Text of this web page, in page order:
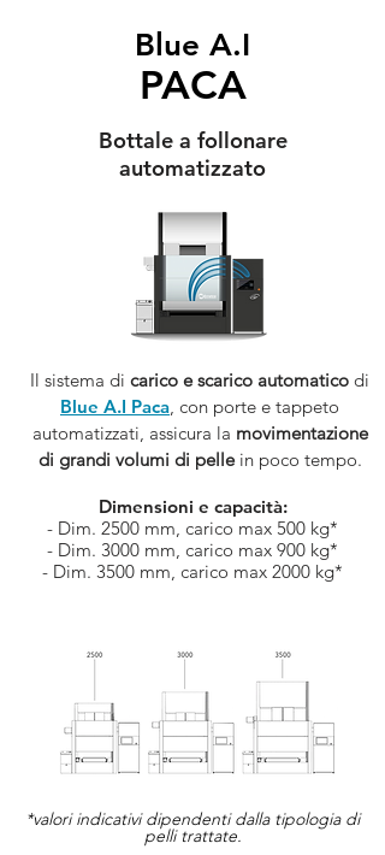
Blue A.I
PACA
Bottale a follonare
automatizzato
Il sistema di carico e scarico automatico di
Blue A.I Paca, con porte e tappeto
automatizzati, assicura la movimentazione
di grandi volumi di pellein poco tempo.
Dimensioni e capacità:
- Dim. 2500 mm, carico max 500 kg*
- Dim. 3000 mm, carico max 900 kg*
- Dim. 3500 mm, carico max 2000 kg*
*valori indicativi dipendenti dalla tipologia di
pelli trattate.